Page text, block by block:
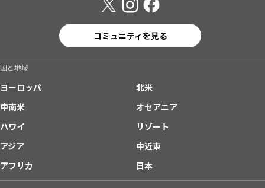
コミュニティを見る
国と地域
ヨーロッパ
北米
中南米
オセアニア
ハワイ
リゾート
アジア
中近東
アフリカ
日本